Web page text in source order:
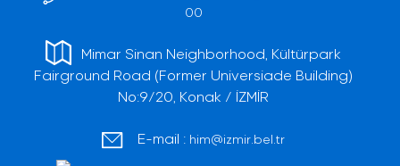
00
Mimar Sinan Neighborhood, Kültürpark
Fairground Road (Former Universiade Building)
No:9/20, Konak / İZMİR
E-mail : him@izmir.bel.tr